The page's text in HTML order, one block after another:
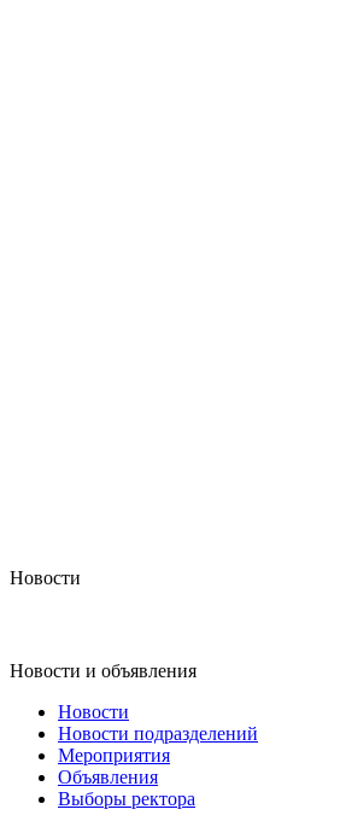
Новости
Новости и объявления
Новости
Новости подразделений
Мероприятия
Объявления
Выборы ректора